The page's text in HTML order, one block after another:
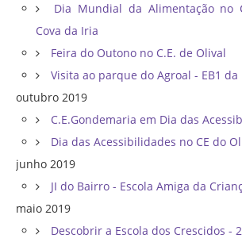
Dia Mundial da Alimentação no
Cova da Iria
Feira do Outono no C.E. de Olival
Visita ao parque do Agroal - EB1
outubro 2019
C.E.Gondemaria em Dia das
Dia das Acessibilidades no CE do
junho 2019
JI do Bairro - Escola Amiga da
maio 2019
Descobrir a Escola dos Crescidos -